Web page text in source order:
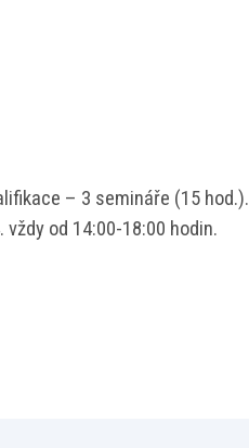
– 3 semináře (15 hod.).
vždy od 14:00-18:00 hodin.